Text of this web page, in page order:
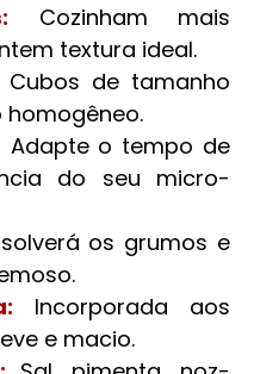
Cozinham mais
textura ideal.
Cubos de tamanho
Adapte o tempo de
do seu micro-
os grumos e
Incorporada aos
e macio.